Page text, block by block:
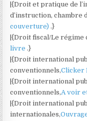
|{Droit et pratique de
d’instruction, chambre
couverture).}
|{Droit fiscal/Le régime
livre.}
|{Droit international
conventionnels,Clicker
|{Droit international
conventionnels,A voir
|{Droit international
internationales,